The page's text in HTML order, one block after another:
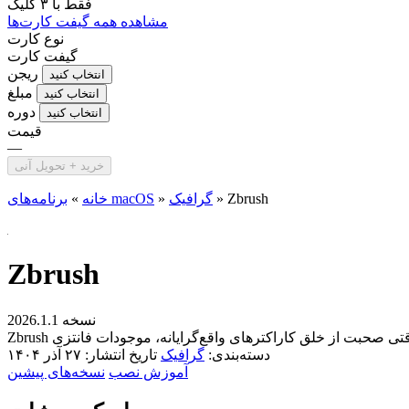
فقط با ۳ کلیک
مشاهده همه گیفت کارت‌ها
نوع کارت
گیفت کارت
ریجن
انتخاب کنید
مبلغ انتخاب کنید
دوره انتخاب کنید
قیمت
—
خرید + تحویل آنی
خانه » برنامه‌های macOS » گرافیک » Zbrush
Zbrush
نسخه 2026.1.1
دسته‌بندی: گرافیک تاریخ انتشار: ۲۷ آذر ۱۴۰۴
آموزش نصب نسخه‌های پیشین